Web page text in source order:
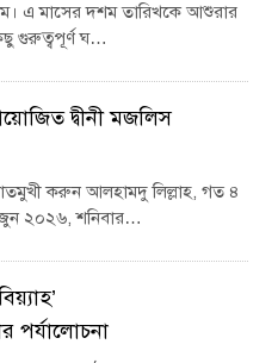
এ মাসের দশম তারিখকে আশুরার
গুরুত্বপূর্ণ ঘ…
দ্বীনী মজলিস
করুন আলহামদু লিল্লাহ, গত ৪
২০২৬, শনিবার…
পর্যালোচনা